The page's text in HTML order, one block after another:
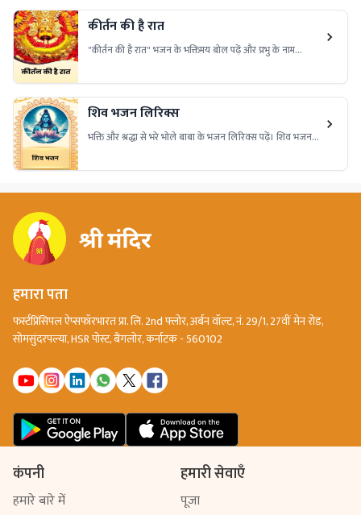
कीर्तन की है रात
"कीर्तन की है रात" भजन के भक्तिमय बोल पढ़ें और प्रभु के नाम
कराता है।
शिव भजन लिरिक्स
भक्ति और श्रद्धा से भरे भोले बाबा के भजन लिरिक्स पढ़ें। शिव भजन
आराधना के पावन शब्द यहाँ पाएं।
हमारा पता
फर्स्टप्रिंसिपल ऐप्सफॉरभारत प्रा. लि. 2nd फ्लोर, अर्बन वॉल्ट, नं. 29/1, 27वीं मेन रोड,
सोमसुंदरपल्या, HSR पोस्ट, बैंगलोर, कर्नाटक - 560102
कंपनी
हमारे बारे में
हमारी सेवाएँ
पूजा